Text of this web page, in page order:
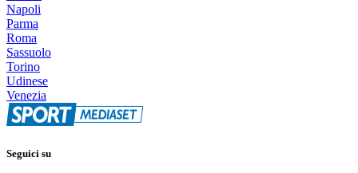
Napoli
Parma
Roma
Sassuolo
Torino
Udinese
Venezia
Seguici su